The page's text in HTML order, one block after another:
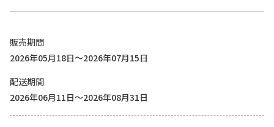
販売期間
2026年05月18日～2026年07月15日
配送期間
2026年06月11日～2026年08月31日